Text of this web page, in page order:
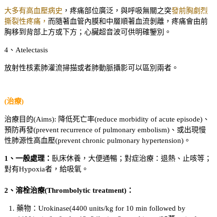
大多有高血壓病史 ，疼痛部位廣泛，與呼吸無關之突發前胸劇烈
撕裂性疼痛， 而隨著血管內膜和中層順著血流剝離，疼痛會由前
胸移到背部上方或下方；心臟超音波可供明確鑒別。
4、Atelectasis
放射性核素肺灌流掃描或者肺動脈攝影可以區別兩者。
(治療)
治療目的(Aims): 降低死亡率(reduce morbidity of acute episode)、
預防再發(prevent recurrence of pulmonary embolism)、或出現慢
性肺源性高血壓(prevent chronic pulmonary hypertension)。
1 、一般處理： 臥床休養，大便通暢；對症治療：退熱、止咳等；
對有Hypoxia者，給吸氧。
2 、溶栓治療(Thrombolytic treatment)：
藥物：Urokinase(4400 units/kg for 10 min followed by